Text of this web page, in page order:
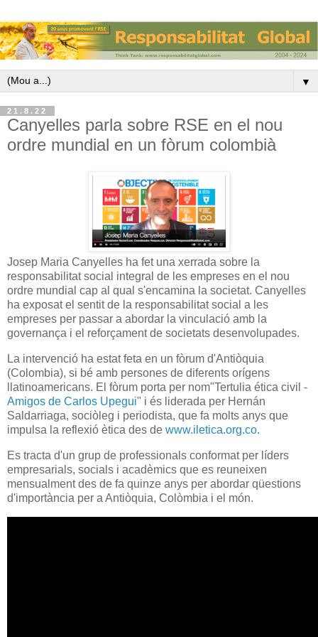
▼
21.8.22
Canyelles parla sobre RSE en el nou
ordre mundial en un fòrum colombià
Josep Maria Canyelles ha fet una xerrada sobre la
responsabilitat social integral de les empreses en el nou
ordre mundial cap al qual s'encamina la societat. Canyelles
ha exposat el sentit de la responsabilitat social a les
empreses per passar a abordar la vinculació amb la
governança i el reforçament de societats desenvolupades.
La intervenció ha estat feta en un fòrum d'Antiòquia
(Colombia), si bé amb persones de diferents orígens
llatinoamericans. El fòrum porta per nom"Tertulia ética civil -
Amigos de Carlos Upegui" i és liderada per Hernán
Saldarriaga, sociòleg i periodista, que fa molts anys que
impulsa la reflexió ètica des de www.iletica.org.co.
Es tracta d'un grup de professionals conformat per líders
empresarials, socials i acadèmics que es reuneixen
mensualment des de fa quinze anys per abordar qüestions
d'importància per a Antiòquia, Colòmbia i el món.